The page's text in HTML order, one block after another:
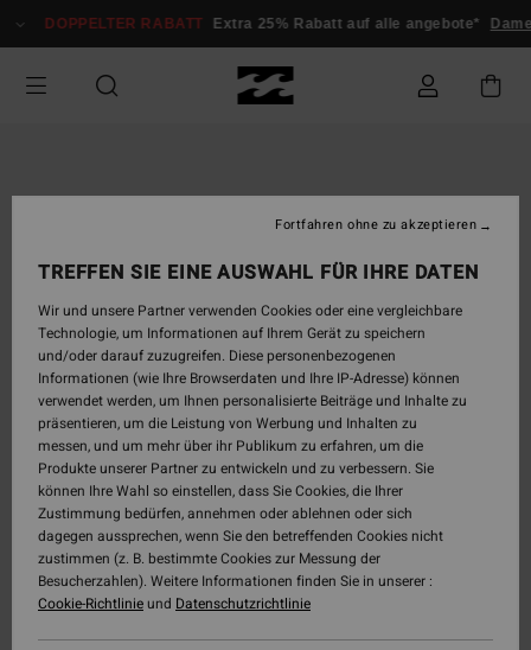
zur
springen
DOPPELTER RABATT Extra 25% Rabatt auf alle angebote*
TREFFEN SIE EINE AUSWAHL FÜR IHRE DATEN
Wir und unsere Partner verwenden Cookies oder eine vergleichbare
Technologie, um Informationen auf Ihrem Gerät zu speichern
und/oder darauf zuzugreifen. Diese personenbezogenen
Informationen (wie Ihre Browserdaten und Ihre IP-Adresse) können
verwendet werden, um Ihnen personalisierte Beiträge und Inhalte zu
präsentieren, um die Leistung von Werbung und Inhalten zu
messen, und um mehr über ihr Publikum zu erfahren, um die
Produkte unserer Partner zu entwickeln und zu verbessern. Sie
können Ihre Wahl so einstellen, dass Sie Cookies, die Ihrer
Zustimmung bedürfen, annehmen oder ablehnen oder sich
dagegen aussprechen, wenn Sie den betreffenden Cookies nicht
zustimmen (z. B. bestimmte Cookies zur Messung der
Besucherzahlen). Weitere Informationen finden Sie in unserer :
Cookie-Richtlinieund Datenschutzrichtlinie
Fortfahren ohne zu akzeptieren